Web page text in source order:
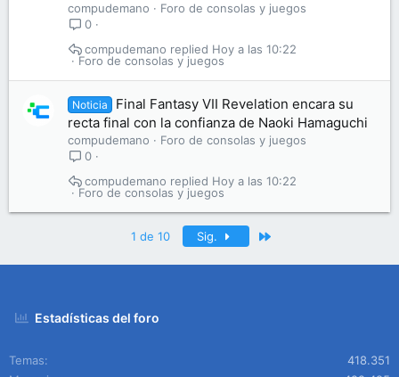
compudemano
Foro de consolas y juegos
0
Foro de consolas y juegos
Hoy a las 10:22
compudemano
Noticia
Final Fantasy VII Revelation encara su
recta final con la confianza de Naoki Hamaguchi
compudemano
Foro de consolas y juegos
0
Foro de consolas y juegos
Hoy a las 10:22
compudemano
1 de 10 Sig.
Estadísticas del foro
Temas
418.351